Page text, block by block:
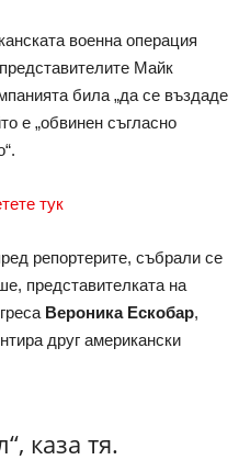
военна операция
Майк
била „да се въздаде
е „обвинен съгласно
тук
репортерите, събрали се
представителката на
Вероника Ескобар,
друг американски
каза тя.